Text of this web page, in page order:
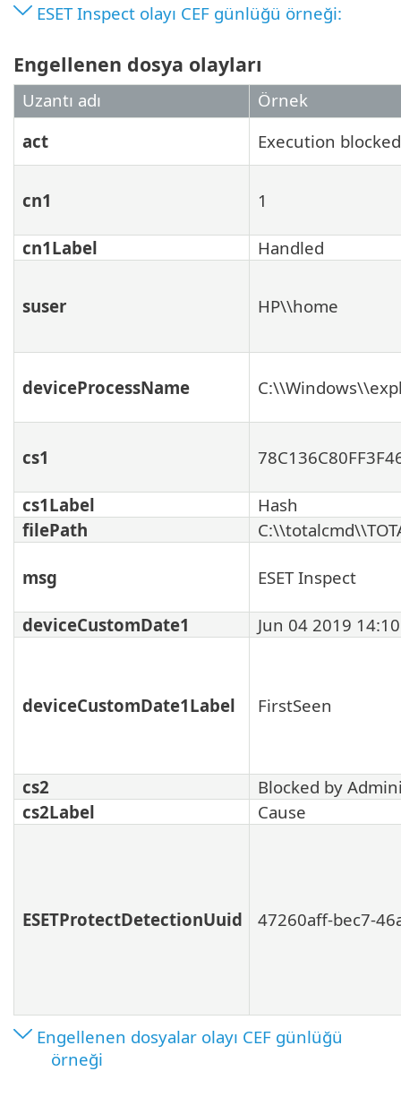
ESET Inspect olayı CEF günlüğü örneği:
Engellenen dosya olayları
Uzantı adı
Örnek
act
Execution blocked
cn1 1
cn1Label Handled
suser HP\\home
deviceProcessName
cs1
cs1Label
Hash
filePath
msg ESET Inspect
deviceCustomDate1 Jun 04 2019
deviceCustomDate1Label FirstSeen
cs2
Blocked by
cs2Label
Cause
ESETProtectDetectionUuid 47260aff-bec7-
Engellenen dosyalar olayı CEF günlüğü
örneği